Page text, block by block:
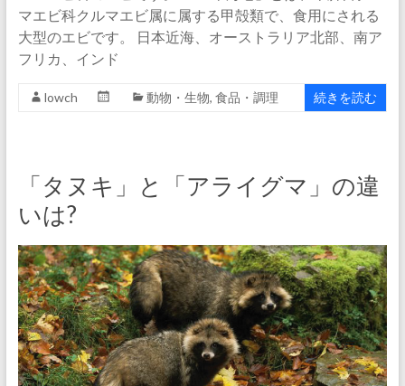
マエビ科クルマエビ属に属する甲殻類で、食用にされる
大型のエビです。 日本近海、オーストラリア北部、南ア
フリカ、インド
lowch 動物・生物, 食品・調理 続きを読む
「タヌキ」と「アライグマ」の違
いは?